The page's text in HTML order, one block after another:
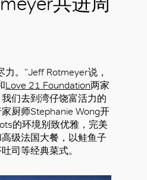
力。”Jeff Rotmeyer说，
Love 21 Foundation两家
们去到湾仔饶富活力的
厨师Stephanie Wong开
的环境别致优雅，完美
级法国大餐，以鲑鱼子
司等经典菜式。